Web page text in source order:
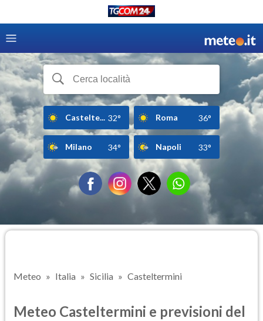
Castelte... 32° Roma 36°
Milano 34° Napoli 33°
Meteo Italia Sicilia Casteltermini
Meteo Casteltermini e previsioni del